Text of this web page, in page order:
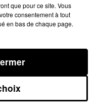
que pour ce site. Vous
consentement à tout
en bas de chaque page.